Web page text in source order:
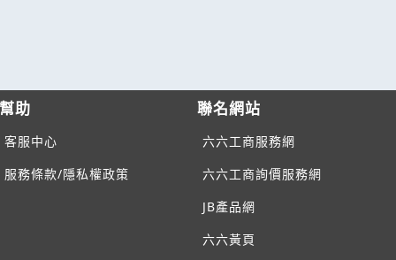
幫助
客服中心
服務條款/隱私權政策
聯名網站
六六工商服務網
六六工商詢價服務網
JB產品網
六六黃頁